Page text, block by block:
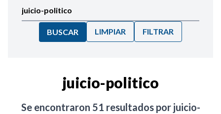
BUSCAR LIMPIAR FILTRAR
juicio-politico
Se encontraron 51 resultados por juicio-